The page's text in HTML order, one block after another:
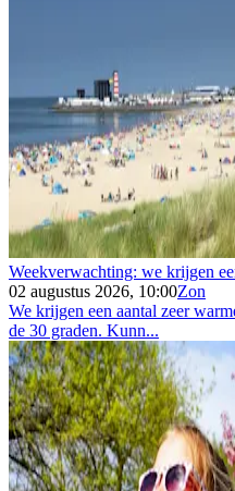
Weekverwachting: we krijgen
02 augustus 2026, 10:00Zon
We krijgen een aantal zeer
de 30 graden. Kunn...